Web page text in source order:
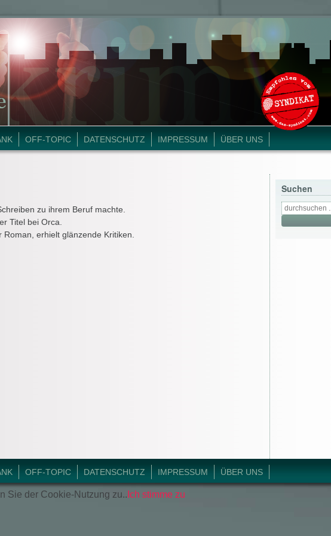
OFF-TOPIC DATENSCHUTZ IMPRESSUM ÜBER UNS
zu ihrem Beruf machte.
Titel bei Orca.
Roman, erhielt glänzende Kritiken.
Suchen
OFF-TOPIC DATENSCHUTZ IMPRESSUM ÜBER UNS
Sie der Cookie-Nutzung zu.. Ich stimme zu